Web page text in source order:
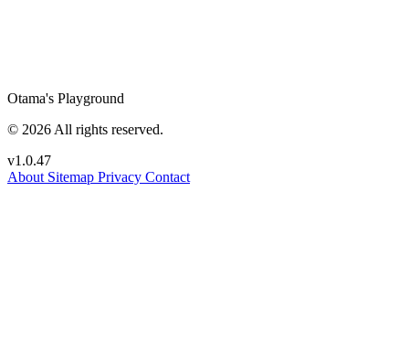
Otama's Playground
© 2026 All rights reserved.
v1.0.47
About Sitemap Privacy Contact